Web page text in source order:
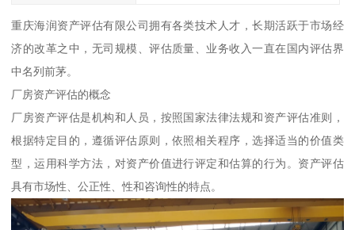
重庆海润资产评估有限公司拥有各类技术人才，长期活跃于市场经
济的改革之中，无司规模、评估质量、业务收入一直在国内评估界
中名列前茅。
厂房资产评估的概念
厂房资产评估是机构和人员，按照国家法律法规和资产评估准则，
根据特定目的，遵循评估原则，依照相关程序，选择适当的价值类
型，运用科学方法，对资产价值进行评定和估算的行为。资产评估
具有市场性、公正性、性和咨询性的特点。